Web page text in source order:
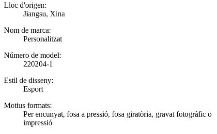
Lloc d'origen:
Jiangsu, Xina
Nom de marca:
Personalitzat
Número de model:
220204-1
Estil de disseny:
Esport
Motius formats:
Per encunyat, fosa a pressió, fosa giratòria, gravat fotogràfic o
impressió